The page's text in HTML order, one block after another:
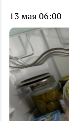
13 мая 06:00